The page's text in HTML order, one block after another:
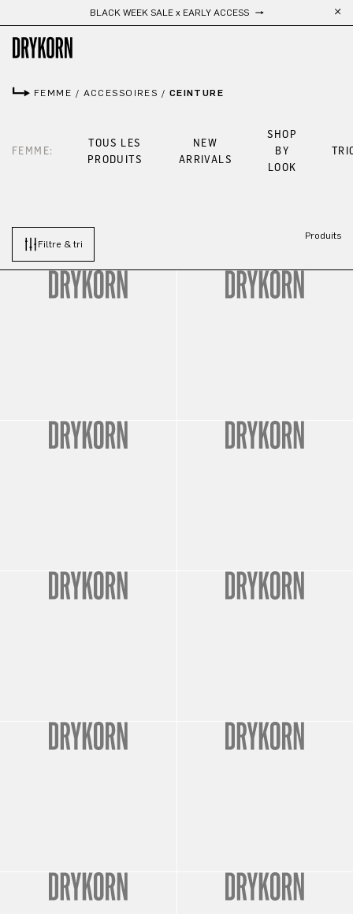
Passer au contenu principalBLACK WEEK SALE x EARLY ACCESS
FEMME / ACCESSOIRES / CEINTURE
FEMME:
TOUS LES
PRODUITS
NEW
ARRIVALS
SHOP
BY
LOOK
Filtre & tri
Produits